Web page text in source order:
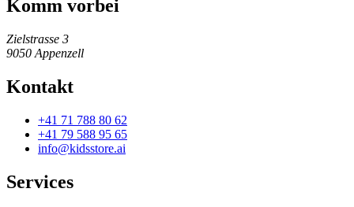
Komm vorbei
Zielstrasse 3
9050 Appenzell
Kontakt
+41 71 788 80 62
+41 79 588 95 65
info@kidsstore.ai
Services